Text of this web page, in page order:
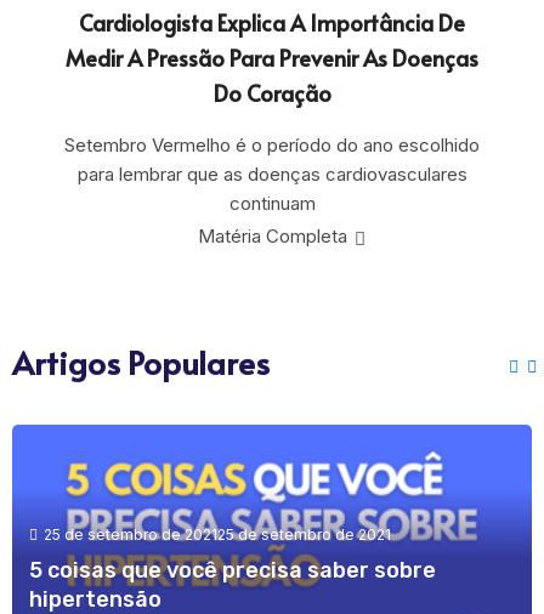
Cardiologista Explica A Importância De
Medir A Pressão Para Prevenir As Doenças
Do Coração
Setembro Vermelho é o período do ano escolhido
para lembrar que as doenças cardiovasculares
continuam
Matéria Completa
Artigos Populares
25 de setembro de 202125 de setembro de 2021
5 coisas que você precisa saber sobre
hipertensão